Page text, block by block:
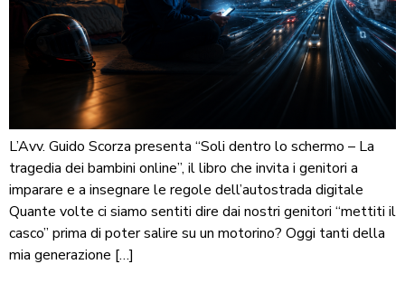
L’Avv. Guido Scorza presenta “Soli dentro lo schermo – La
tragedia dei bambini online”, il libro che invita i genitori a
imparare e a insegnare le regole dell’autostrada digitale
Quante volte ci siamo sentiti dire dai nostri genitori “mettiti il
casco” prima di poter salire su un motorino? Oggi tanti della
mia generazione […]